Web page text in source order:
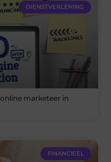
DIENSTVERLENING
marketeer in
FINANCIEEL